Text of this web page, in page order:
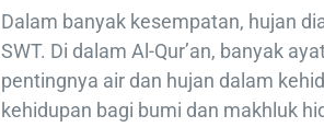
Dalam banyak kesempatan, hujan
SWT. Di dalam Al-Qur’an, banyak
pentingnya air dan hujan dalam
kehidupan bagi bumi dan makhluk